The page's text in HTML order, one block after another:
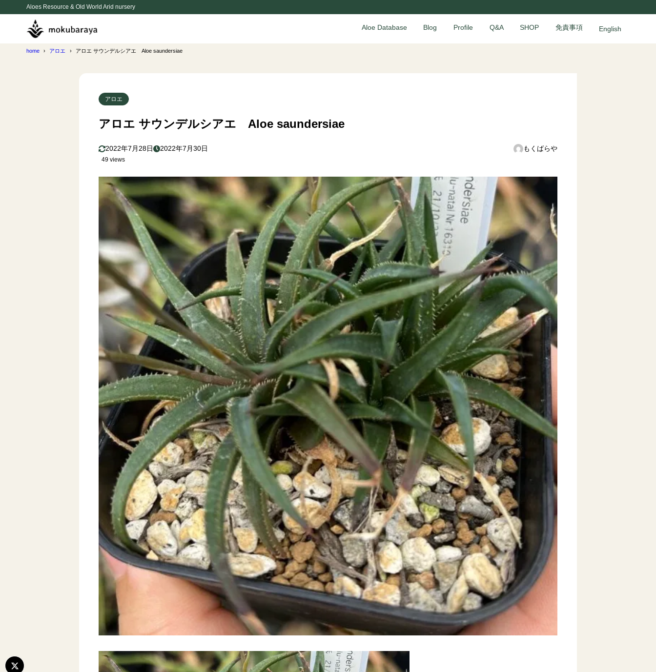
Aloes Resource & Old World Arid nursery
Aloe Database Blog Profile Q&A SHOP 免責事項 English
home アロエ アロエ サウンデルシアエ Aloe saundersiae
アロエ
アロエ サウンデルシアエ Aloe saundersiae
2022年7月28日 2022年7月30日 もくばらや
49 views